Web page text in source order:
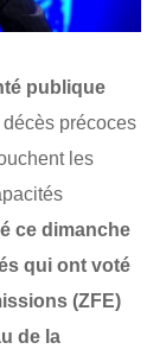
publique
précoces
les
ce dimanche
qui ont voté
(ZFE)
de la